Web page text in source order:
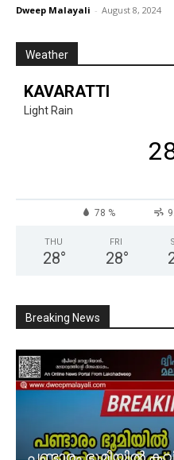
Dweep Malayali - August 8, 2024
Weather
KAVARATTI
Light Rain
78 %
THU
28°
FRI
28°
Breaking News
പണ്ടാരം ഭൂമിയിൽ